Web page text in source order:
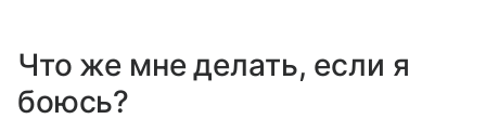
Что же мне делать, если я
боюсь?